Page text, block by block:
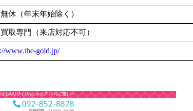
休（年末年始除く）
取専門（来店対応不可）
www.the-gold.jp/